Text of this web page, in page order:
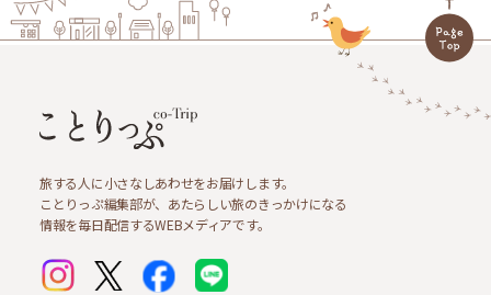
旅する人に小さなしあわせをお届けします。
ことりっぷ編集部が、あたらしい旅のきっかけになる
情報を毎日配信するWEBメディアです。